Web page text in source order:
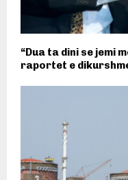
“Dua ta dini se jemi
raportet e